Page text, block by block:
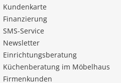
Kundenkarte
Finanzierung
SMS-Service
Newsletter
Einrichtungsberatung
Küchenberatung im Möbelhaus
Firmenkunden